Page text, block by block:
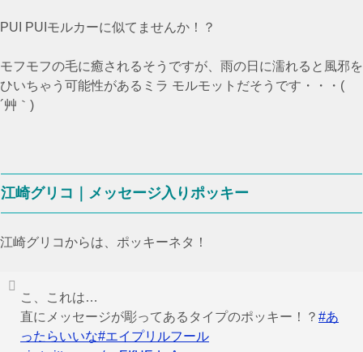
PUI PUIモルカーに似てませんか！？
モフモフの毛に癒されるそうですが、雨の日に濡れると風邪を
ひいちゃう可能性があるミラ モルモットだそうです・・・(
´艸｀)
江崎グリコ｜メッセージ入りポッキー
江崎グリコからは、ポッキーネタ！
こ、これは…
直にメッセージが彫ってあるタイプのポッキー！？ #あ
ったらいいな#エイプリルフール